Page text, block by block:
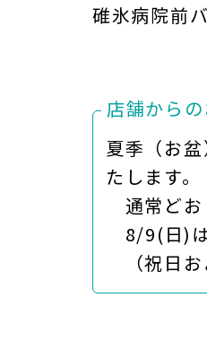
碓氷病院前
店舗から
夏季（お
たします。
通常どお
8/9(日)
（祝日お